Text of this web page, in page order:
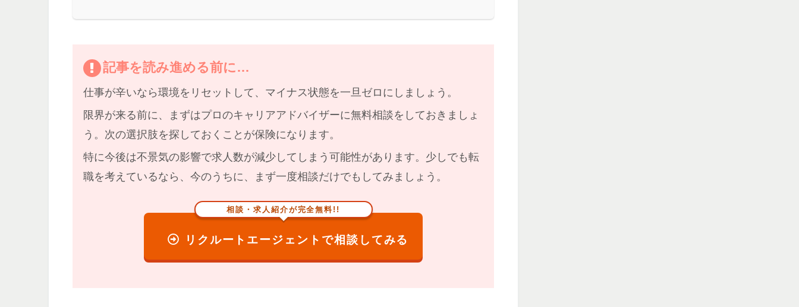
記事を読み進める前に…
仕事が辛いなら環境をリセット して、マイナス状態を一旦ゼロにしましょう。
限界が来る前に、まずはプロのキャリアアドバイザーに無料相談をしておきましょ
う。 次の選択肢を探しておくことが保険になります。
特に今後は不景気の影響で求人数が減少してしまう可能性があります。少しでも転
職を考えているなら、今のうちに、まず一度相談だけでもしてみましょう。
相談・求人紹介が完全無料!!
リクルートエージェントで相談してみる